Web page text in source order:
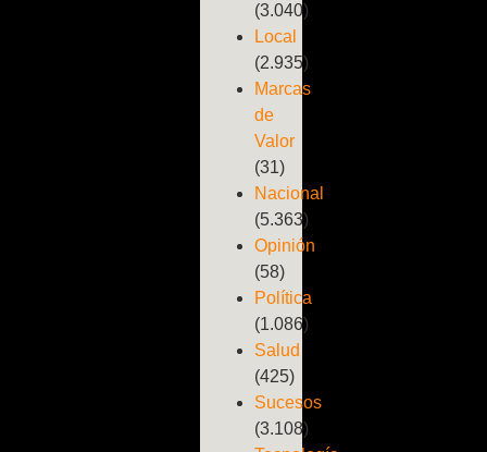
(3.040)
Local
(2.935)
Marcas
de
Valor
(31)
Nacional
(5.363)
Opinión
(58)
Política
(1.086)
Salud
(425)
Sucesos
(3.108)